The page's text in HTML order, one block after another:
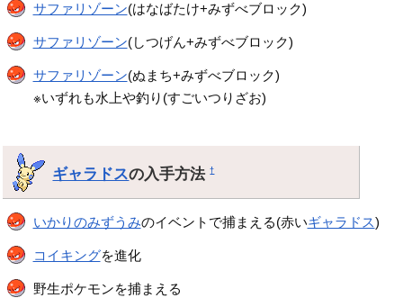
サファリゾーン(はなばたけ+みずべブロック)
サファリゾーン(しつげん+みずべブロック)
サファリゾーン(ぬまち+みずべブロック)
※いずれも水上や釣り(すごいつりざお)
ギャラドスの入手方法†
いかりのみずうみのイベントで捕まえる(赤いギャラドス)
コイキングを進化
野生ポケモンを捕まえる